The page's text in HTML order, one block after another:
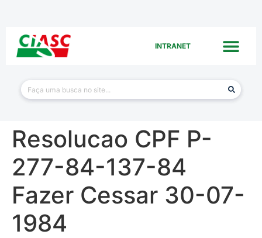
INTRANET
Resolucao CPF P-
277-84-137-84
Fazer Cessar 30-07-
1984